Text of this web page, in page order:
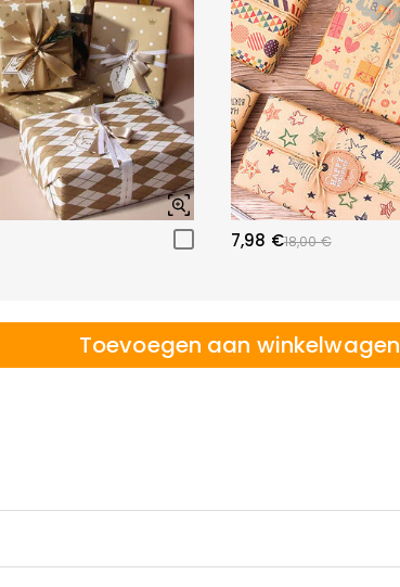
7,98 €18,00 €
Toevoegen aan winkelwagen